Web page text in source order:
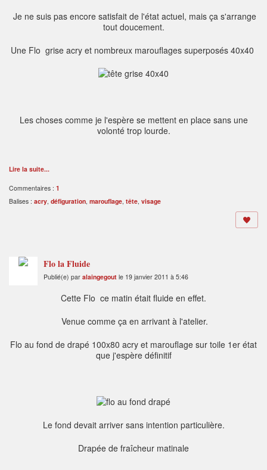
Je ne suis pas encore satisfait de l'état actuel, mais ça s'arrange
tout doucement.
Une Flo grise acry et nombreux marouflages superposés 40x40
Les choses comme je l'espère se mettent en place sans une
volonté trop lourde.
Lire la suite...
Commentaires : 1
Balises : acry, défiguration, marouflage, tête, visage
Flo la Fluide
Publié(e) par alaingegout le 19 janvier 2011 à 5:46
Cette Flo ce matin était fluide en effet.
Venue comme ça en arrivant à l'atelier.
Flo au fond de drapé 100x80 acry et marouflage sur toile 1er état
que j'espère définitif
Le fond devait arriver sans intention particulière.
Drapée de fraîcheur matinale